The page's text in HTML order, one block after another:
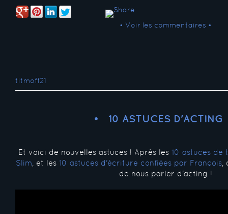
• Voir les commentaires •
titmoff21
10 ASTUCES D'ACTING
Et voici de nouvelles astuces ! Après les 10 astuces de
Slim , et les 10 astuces d'écriture confiées par François
de nous parler d'acting !